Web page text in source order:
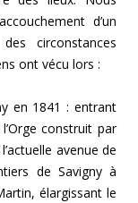
d’un
circonstances
ont vécu lors :
en 1841 : entrant
construit par
avenue de
de Savigny à
élargissant le